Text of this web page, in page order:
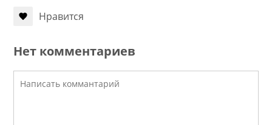
Нравится
Нет комментариев